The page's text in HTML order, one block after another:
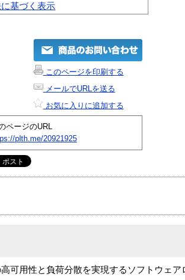
基づく表示
このページを印刷する
メールでURLを送る
お気に入りに追加する
ページのURL
plth.me/20921925
可用性と負荷分散を実現するソフトウェア